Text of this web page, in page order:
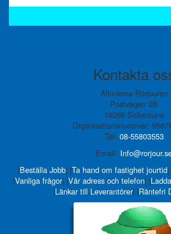
Kontakta
Allmänna Rörjouren
Postvägen 2B
19266 Sollentuna
Organisationsnummer:
Tel: 08-55803553
Email:
|Beställa Jobb| |Ta hand om fastighet jourtid|
|Vanliga frågor| |Vår adress och telefon| |
|Länkar till Leverantörer| |Räntefri